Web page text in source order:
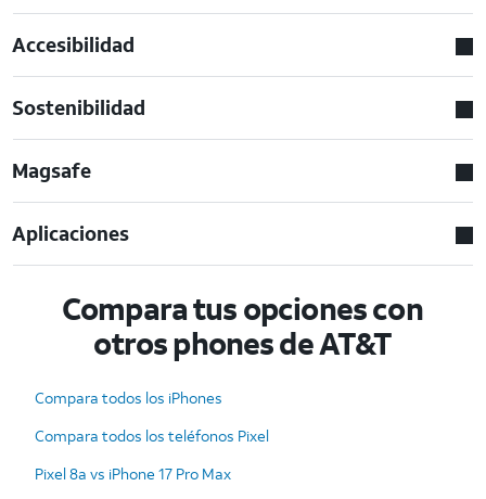
Accesibilidad
Sostenibilidad
Magsafe
Aplicaciones
Compara tus opciones con
otros phones de AT&T
Compara todos los iPhones
Compara todos los teléfonos Pixel
Pixel 8a vs iPhone 17 Pro Max